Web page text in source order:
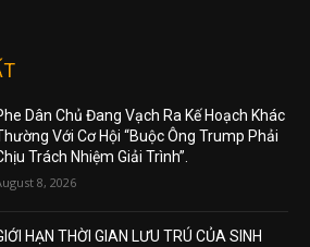
Dân Chủ Đang Vạch Ra Kế Hoạch Khác
Với Cơ Hội “Buộc Ông Trump Phải
Trách Nhiệm Giải Trình”.
8, 2026
HẠN THỜI GIAN LƯU TRÚ CỦA SINH